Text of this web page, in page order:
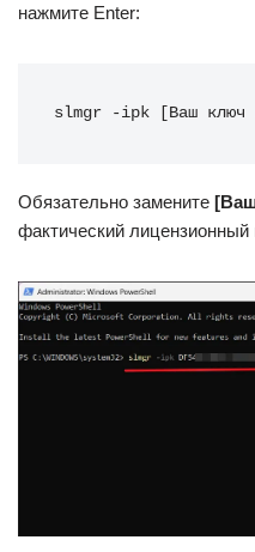
нажмите Enter:
slmgr -ipk [Ваш ключ
Обязательно замените
фактический лицензионный